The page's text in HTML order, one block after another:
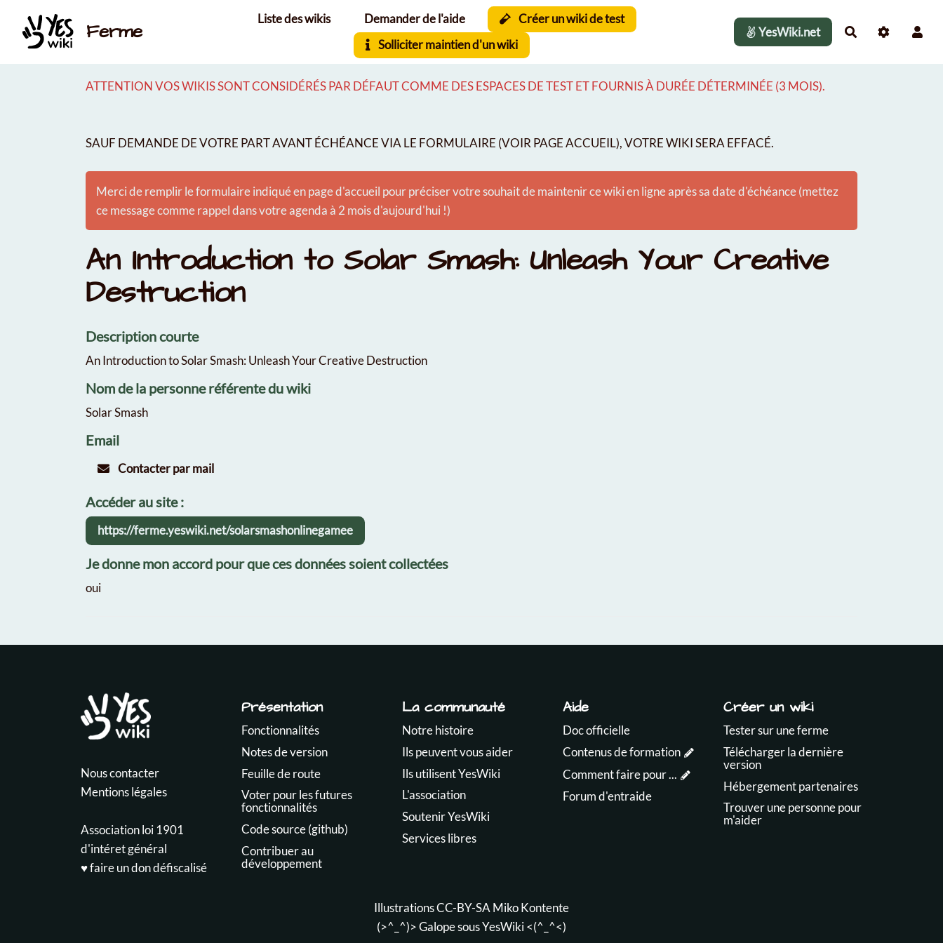
Aller au contenu principal
Ferme
Liste des wikis Demander de l'aide
Créer un wiki de test
Solliciter maintien d'un wiki
YesWiki.net Rechercher
ATTENTION VOS WIKIS SONT CONSIDÉRÉS PAR DÉFAUT COMME DES ESPACES DE TEST ET FOURNIS À DURÉE DÉTERMINÉE (3 MOIS).
SAUF DEMANDE DE VOTRE PART AVANT ÉCHÉANCE VIA LE FORMULAIRE (VOIR PAGE ACCUEIL), VOTRE WIKI SERA EFFACÉ.
Merci de remplir le formulaire indiqué en page d'accueil pour préciser votre souhait de maintenir ce wiki en ligne après sa date d'échéance (mettez
ce message comme rappel dans votre agenda à 2 mois d'aujourd'hui !)
An Introduction to Solar Smash: Unleash Your Creative
Destruction
Description courte
An Introduction to Solar Smash: Unleash Your Creative Destruction
Nom de la personne référente du wiki
Solar Smash
Email
Contacter par mail
Accéder au site :
https://ferme.yeswiki.net/solarsmashonlinegamee
Je donne mon accord pour que ces données soient collectées
oui
Nous contacter
Mentions légales
Association loi 1901
d'intéret général
♥️ faire un don défiscalisé
Présentation
Fonctionnalités
Notes de version
Feuille de route
Voter pour les futures
fonctionnalités
Code source (github)
Contribuer au
développement
La communauté
Notre histoire
Ils peuvent vous aider
Ils utilisent YesWiki
L'association
Soutenir YesWiki
Services libres
Aide
Doc officielle
Contenus de formation
Comment faire pour ...
Forum d'entraide
Créer un wiki
Tester sur une ferme
Télécharger la dernière
version
Hébergement partenaires
Trouver une personne pour
m'aider
Illustrations CC-BY-SA Miko Kontente
(>^_^)> Galope sousYesWiki<(^_^<)